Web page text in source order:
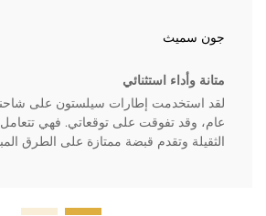
جون سميث
متانة وأداء استثنائي
لقد استخدمت إطارات سيلستون على
عام، وقد تفوقت على توقعاتي. فهي تتعامل
الثقيلة وتقدم قبضة ممتازة على الطرق